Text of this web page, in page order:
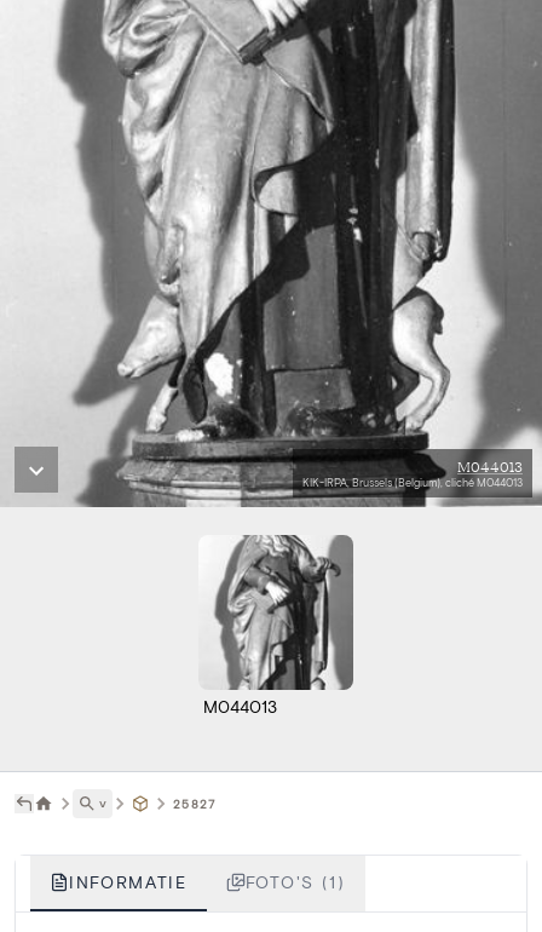
M044013
KIK-IRPA, Brussels (Belgium), cliché M044013
M044013
˅ 25827
INFORMATIE FOTO'S (1)